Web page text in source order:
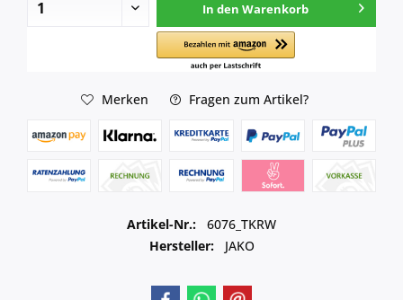
In den Warenkorb
Merken Fragen zum Artikel?
Artikel-Nr.:
6076_TKRW
Hersteller:
JAKO